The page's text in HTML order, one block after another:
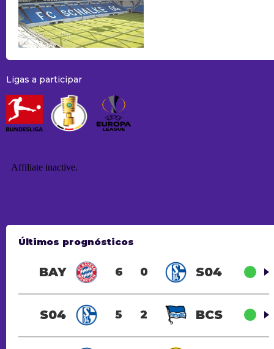
Ligas a participar
Últimos prognósticos
BAY 6 0 S04
S04 5 2 BCS